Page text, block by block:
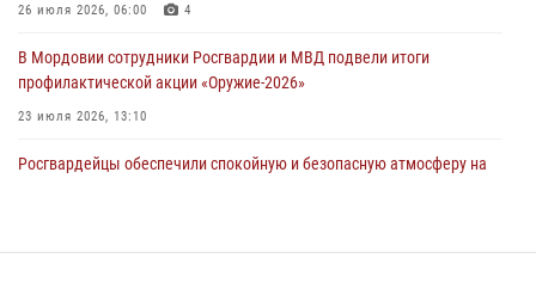
04 августа 2026, 11:13
26 июля 2026, 06:00 4
В Мордовии сотрудники Росгвардии и МВД подвели итоги
профилактической акции «Оружие‑2026»
23 июля 2026, 13:10
Росгвардейцы обеспечили спокойную и безопасную атмосферу на